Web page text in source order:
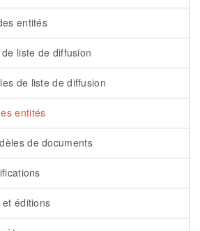
entités
liste de diffusion
de liste de diffusion
entités
de documents
éditions